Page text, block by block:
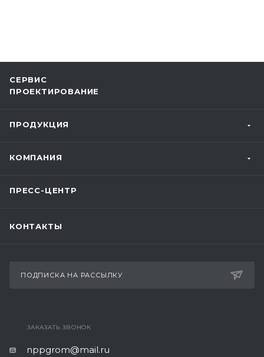
СЕРВИС
ПРОЕКТИРОВАНИЕ
ПРОДУКЦИЯ
КОМПАНИЯ
ПРЕСС-ЦЕНТР
КОНТАКТЫ
ПОДПИСКА НА РАССЫЛКУ
ЗАКАЗАТЬ ЗВОНОК
nppgrom@mail.ru